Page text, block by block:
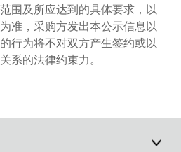
围及所应达到的具体要求，以
准，采购方发出本公示信息以
行为将不对双方产生签约或以
系的法律约束力。